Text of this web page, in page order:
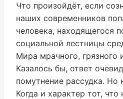
Что произойдёт, если
наших современников
человека, находящегося
социальной лестницы
Мира мрачного, грязного
Казалось бы, ответ
помутнение рассудка. Но
Когда и характер тот,